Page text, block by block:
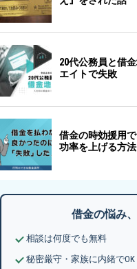
借金の悩み、
相談は何度でも無料
秘密厳守・家族に内緒でOK